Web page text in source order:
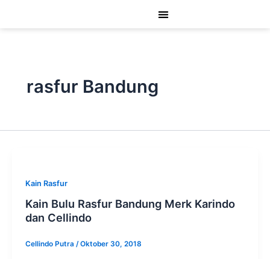
rasfur Bandung
Kain Rasfur
Kain Bulu Rasfur Bandung Merk Karindo
dan Cellindo
Cellindo Putra /Oktober 30, 2018